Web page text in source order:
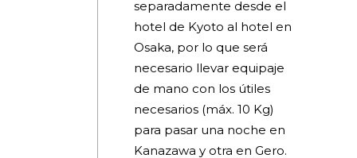
separadamente desde el
hotel de Kyoto al hotel en
Osaka, por lo que será
necesario llevar equipaje
de mano con los útiles
necesarios (máx. 10 Kg)
para pasar una noche en
Kanazawa y otra en Gero.